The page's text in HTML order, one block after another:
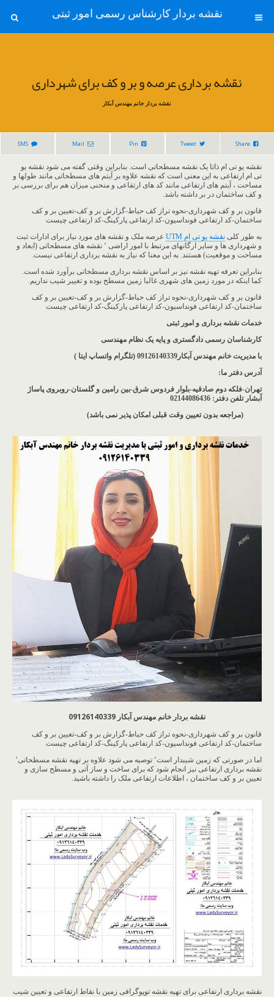
نقشه بردار کارشناس رسمی امور ثبتی
نقشه برداری عرصه و بر و کف برای شهرداری
نقشه بردار خانم مهندس آبکار
Share
Tweet
Pin
Mail
SMS
نقشه یو تی ام ذاتا یک نقشه مسطحاتی است. بنابراین وقتی گفته می شود نقشه یو
تی ام ارتفاعی به این معنی است که نقشه علاوه بر آیتم های مسطحاتی مانند طولها و
مساحت ، آیتم های ارتفاعی مانند کد های ارتفاعی و منحنی میزان هم برای بررسی بر
و کف ساختمان در بر داشته باشد.
قانون بر و کف شهرداری-نحوه تراز کف حیاط-گزارش بر و کف-تعیین بر و کف
ساختمان-کد ارتفاعی فونداسیون-کد ارتفاعی پارکینگ-کد ارتفاعی چیست
به طور کلی نقشه یو تی ام UTM
عرصه ملک و نقشه های مورد نیاز برای ادارات ثبت
و شهرداری ها و سایر ارگانهای مرتبط با امور اراضی ٬ نقشه های مسطحاتی (ابعاد و
مساحت و موقعیت) هستند. به این معنا که نیاز به نقشه برداری ارتفاعی نیست.
بنابراین تعرفه تهیه نقشه نیز بر اساس نقشه برداری مسطحاتی برآورد شده است.
کما اینکه در مورد زمین های شهری غالبا زمین مسطح بوده و تغییر شیب نداریم.
قانون بر و کف شهرداری-نحوه تراز کف حیاط-گزارش بر و کف-تعیین بر و کف
ساختمان-کد ارتفاعی فونداسیون-کد ارتفاعی پارکینگ-کد ارتفاعی چیست
خدمات نقشه برداری و امور ثبتی
کارشناسان رسمی دادگستری و پایه یک نظام مهندسی
با مدیریت خانم مهندس آبکار09126140339 (تلگرام واتساپ ایتا )
آدرس دفتر ما:
تهران-فلکه دوم صادقیه-بلوار فردوس شرق-بین رامین و گلستان-روبروی پاساژ
آبشار تلفن دفتر: 02144086436
(مراجعه بدون تعیین وقت قبلی امکان پذیر نمی باشد)
نقشه بردار خانم مهندس آبکار 09126140339
قانون بر و کف شهرداری-نحوه تراز کف حیاط-گزارش بر و کف-تعیین بر و کف
ساختمان-کد ارتفاعی فونداسیون-کد ارتفاعی پارکینگ-کد ارتفاعی چیست
اما در صورتی که زمین شیبدار است٬ توصیه می شود علاوه بر تهیه نقشه مسطحاتی٬
نقشه برداری ارتفاعی نیز انجام شود که برای ساخت و ساز آتی و مسطح سازی و
تعیین بر و کف ساختمان ، اطلاعات ارتفاعی ملک را داشته باشید.
نقشه برداری ارتفاعی برای تهیه نقشه توپوگرافی زمین با نقاط ارتفاعی و تعیین شیب